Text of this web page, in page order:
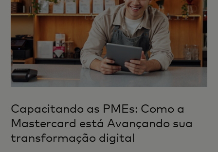
Capacitando as PMEs: Como a
Mastercard está Avançando sua
transformação digital